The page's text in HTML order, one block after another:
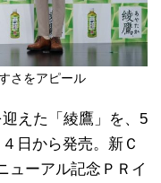
さをアピール
えた「綾鷹」を、5
日から発売。新Ｃ
ューアル記念ＰＲイ